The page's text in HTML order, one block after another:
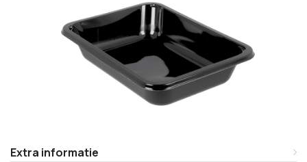
Extra informatie